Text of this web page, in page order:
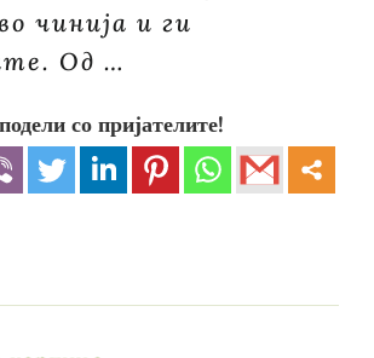
чинија и ги
Од …
со пријателите!